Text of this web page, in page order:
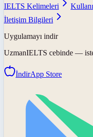
IELTS Kelimeleri
İletişim Bilgileri
Uygulamayı indir
UzmanIELTS cebinde —
İndirApp Store